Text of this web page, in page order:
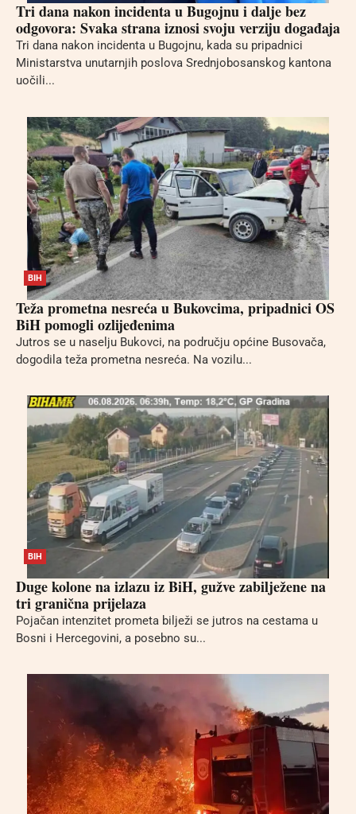
Tri dana nakon incidenta u Bugojnu i dalje bez
odgovora: Svaka strana iznosi svoju verziju događaja
Tri dana nakon incidenta u Bugojnu, kada su pripadnici
Ministarstva unutarnjih poslova Srednjobosanskog kantona
uočili...
BIH
Teža prometna nesreća u Bukovcima, pripadnici OS
BiH pomogli ozlijeđenima
Jutros se u naselju Bukovci, na području općine Busovača,
dogodila teža prometna nesreća. Na vozilu...
BIH
Duge kolone na izlazu iz BiH, gužve zabilježene na
tri granična prijelaza
Pojačan intenzitet prometa bilježi se jutros na cestama u
Bosni i Hercegovini, a posebno su...